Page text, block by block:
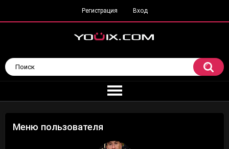
Регистрация Вход
Меню пользователя